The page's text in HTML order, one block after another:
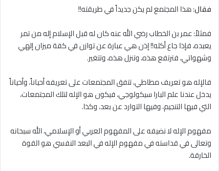
فقال: هذا المجتمع لم يكن جديداً في طريقته!!
فمثلاً: عمر بن الخطاب رضي الله عنه كان له قبل الإسلام إله من تمر
يعبده، فإذا جاع أكله!! إذن هي عبارة عن توازن في كفة ميزان إلهي
وشهواتي، فترتفع هذه، وتنزل هذه، وتتغير.
فالإله هو تعريف مطاطي، تتفق المجتمعات على تعريفه أحياناً، وأحياناً
يدخل عندنا علم البارا سيكولوجي، فيكون هو الإله لتلك المجتمعات،
التي فيها التنجيم، وفيها التوارد عن بعد، وكذا.
مفهوم الإله ﻻ نضيفه على المفهوم العربي أو الإسلامي، الله سبحانه
وتعالى في قداسته في مفهوم الإله في البعد النفسي هو القوة
الخارقة.